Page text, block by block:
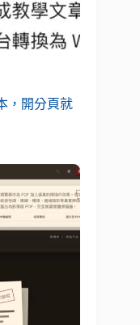
，開分頁就